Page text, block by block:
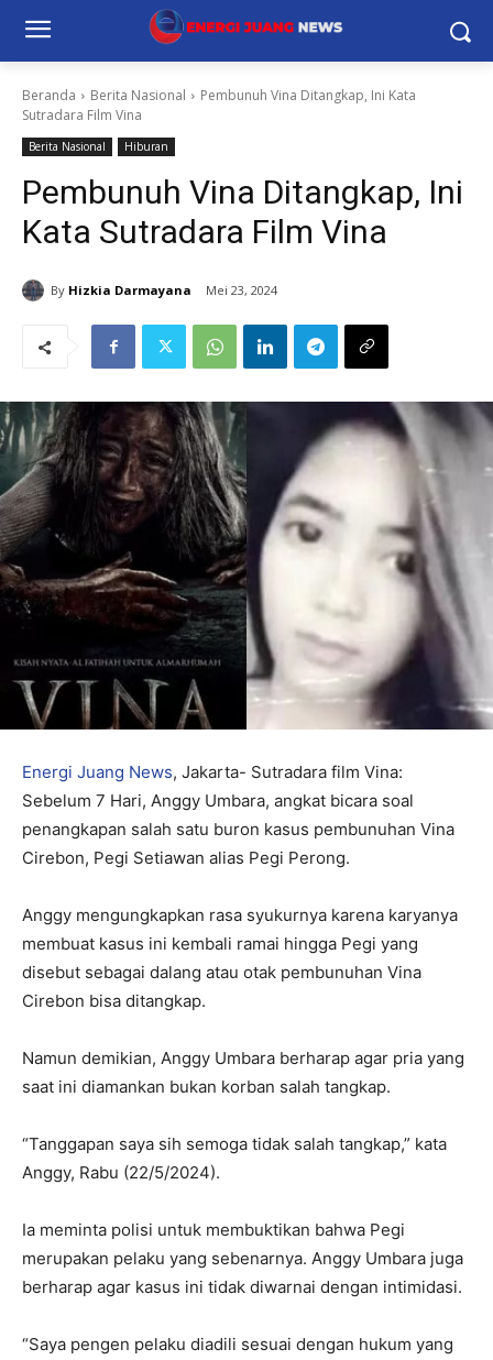
Beranda Berita Nasional
Pembunuh Vina Ditangkap, Ini Kata
Sutradara Film Vina
Berita Nasional Hiburan
Pembunuh Vina Ditangkap, Ini
Kata Sutradara Film Vina
By Hizkia Darmayana Mei 23, 2024
Energi Juang News, Jakarta- Sutradara film Vina:
Sebelum 7 Hari, Anggy Umbara, angkat bicara soal
penangkapan salah satu buron kasus pembunuhan Vina
Cirebon, Pegi Setiawan alias Pegi Perong.
Anggy mengungkapkan rasa syukurnya karena karyanya
membuat kasus ini kembali ramai hingga Pegi yang
disebut sebagai dalang atau otak pembunuhan Vina
Cirebon bisa ditangkap.
Namun demikian, Anggy Umbara berharap agar pria yang
saat ini diamankan bukan korban salah tangkap.
“Tanggapan saya sih semoga tidak salah tangkap,” kata
Anggy, Rabu (22/5/2024).
Ia meminta polisi untuk membuktikan bahwa Pegi
merupakan pelaku yang sebenarnya. Anggy Umbara juga
berharap agar kasus ini tidak diwarnai dengan intimidasi.
“Saya pengen pelaku diadili sesuai dengan hukum yang